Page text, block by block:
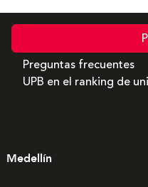
Preguntas frecuentes
UPB en el ranking de
Medellín